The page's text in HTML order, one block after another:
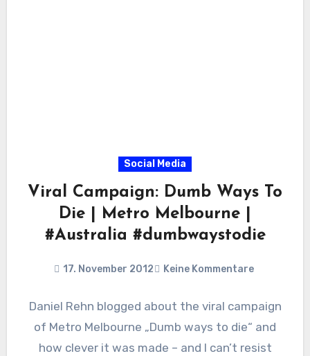
Social Media
Viral Campaign: Dumb Ways To
Die | Metro Melbourne |
#Australia #dumbwaystodie
17. November 2012 Keine Kommentare
Daniel Rehn blogged about the viral campaign
of Metro Melbourne „Dumb ways to die“ and
how clever it was made – and I can’t resist